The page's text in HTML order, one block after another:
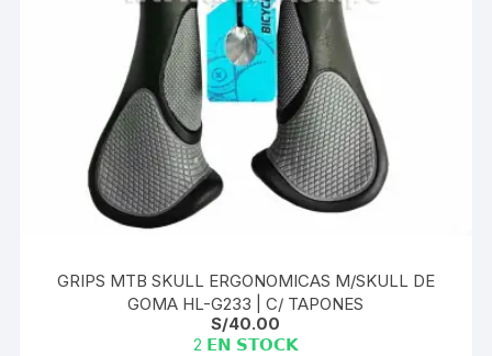
GRIPS MTB SKULL ERGONOMICAS M/SKULL DE
GOMA HL-G233 | C/ TAPONES
S/40.00
2 𝗘𝗡 𝗦𝗧𝗢𝗖𝗞